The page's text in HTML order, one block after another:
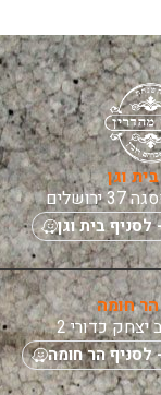
וגן
ירושלים
- לסניף בית וגן
חומה
יצחק כדורי 2
- לסניף הר חומה